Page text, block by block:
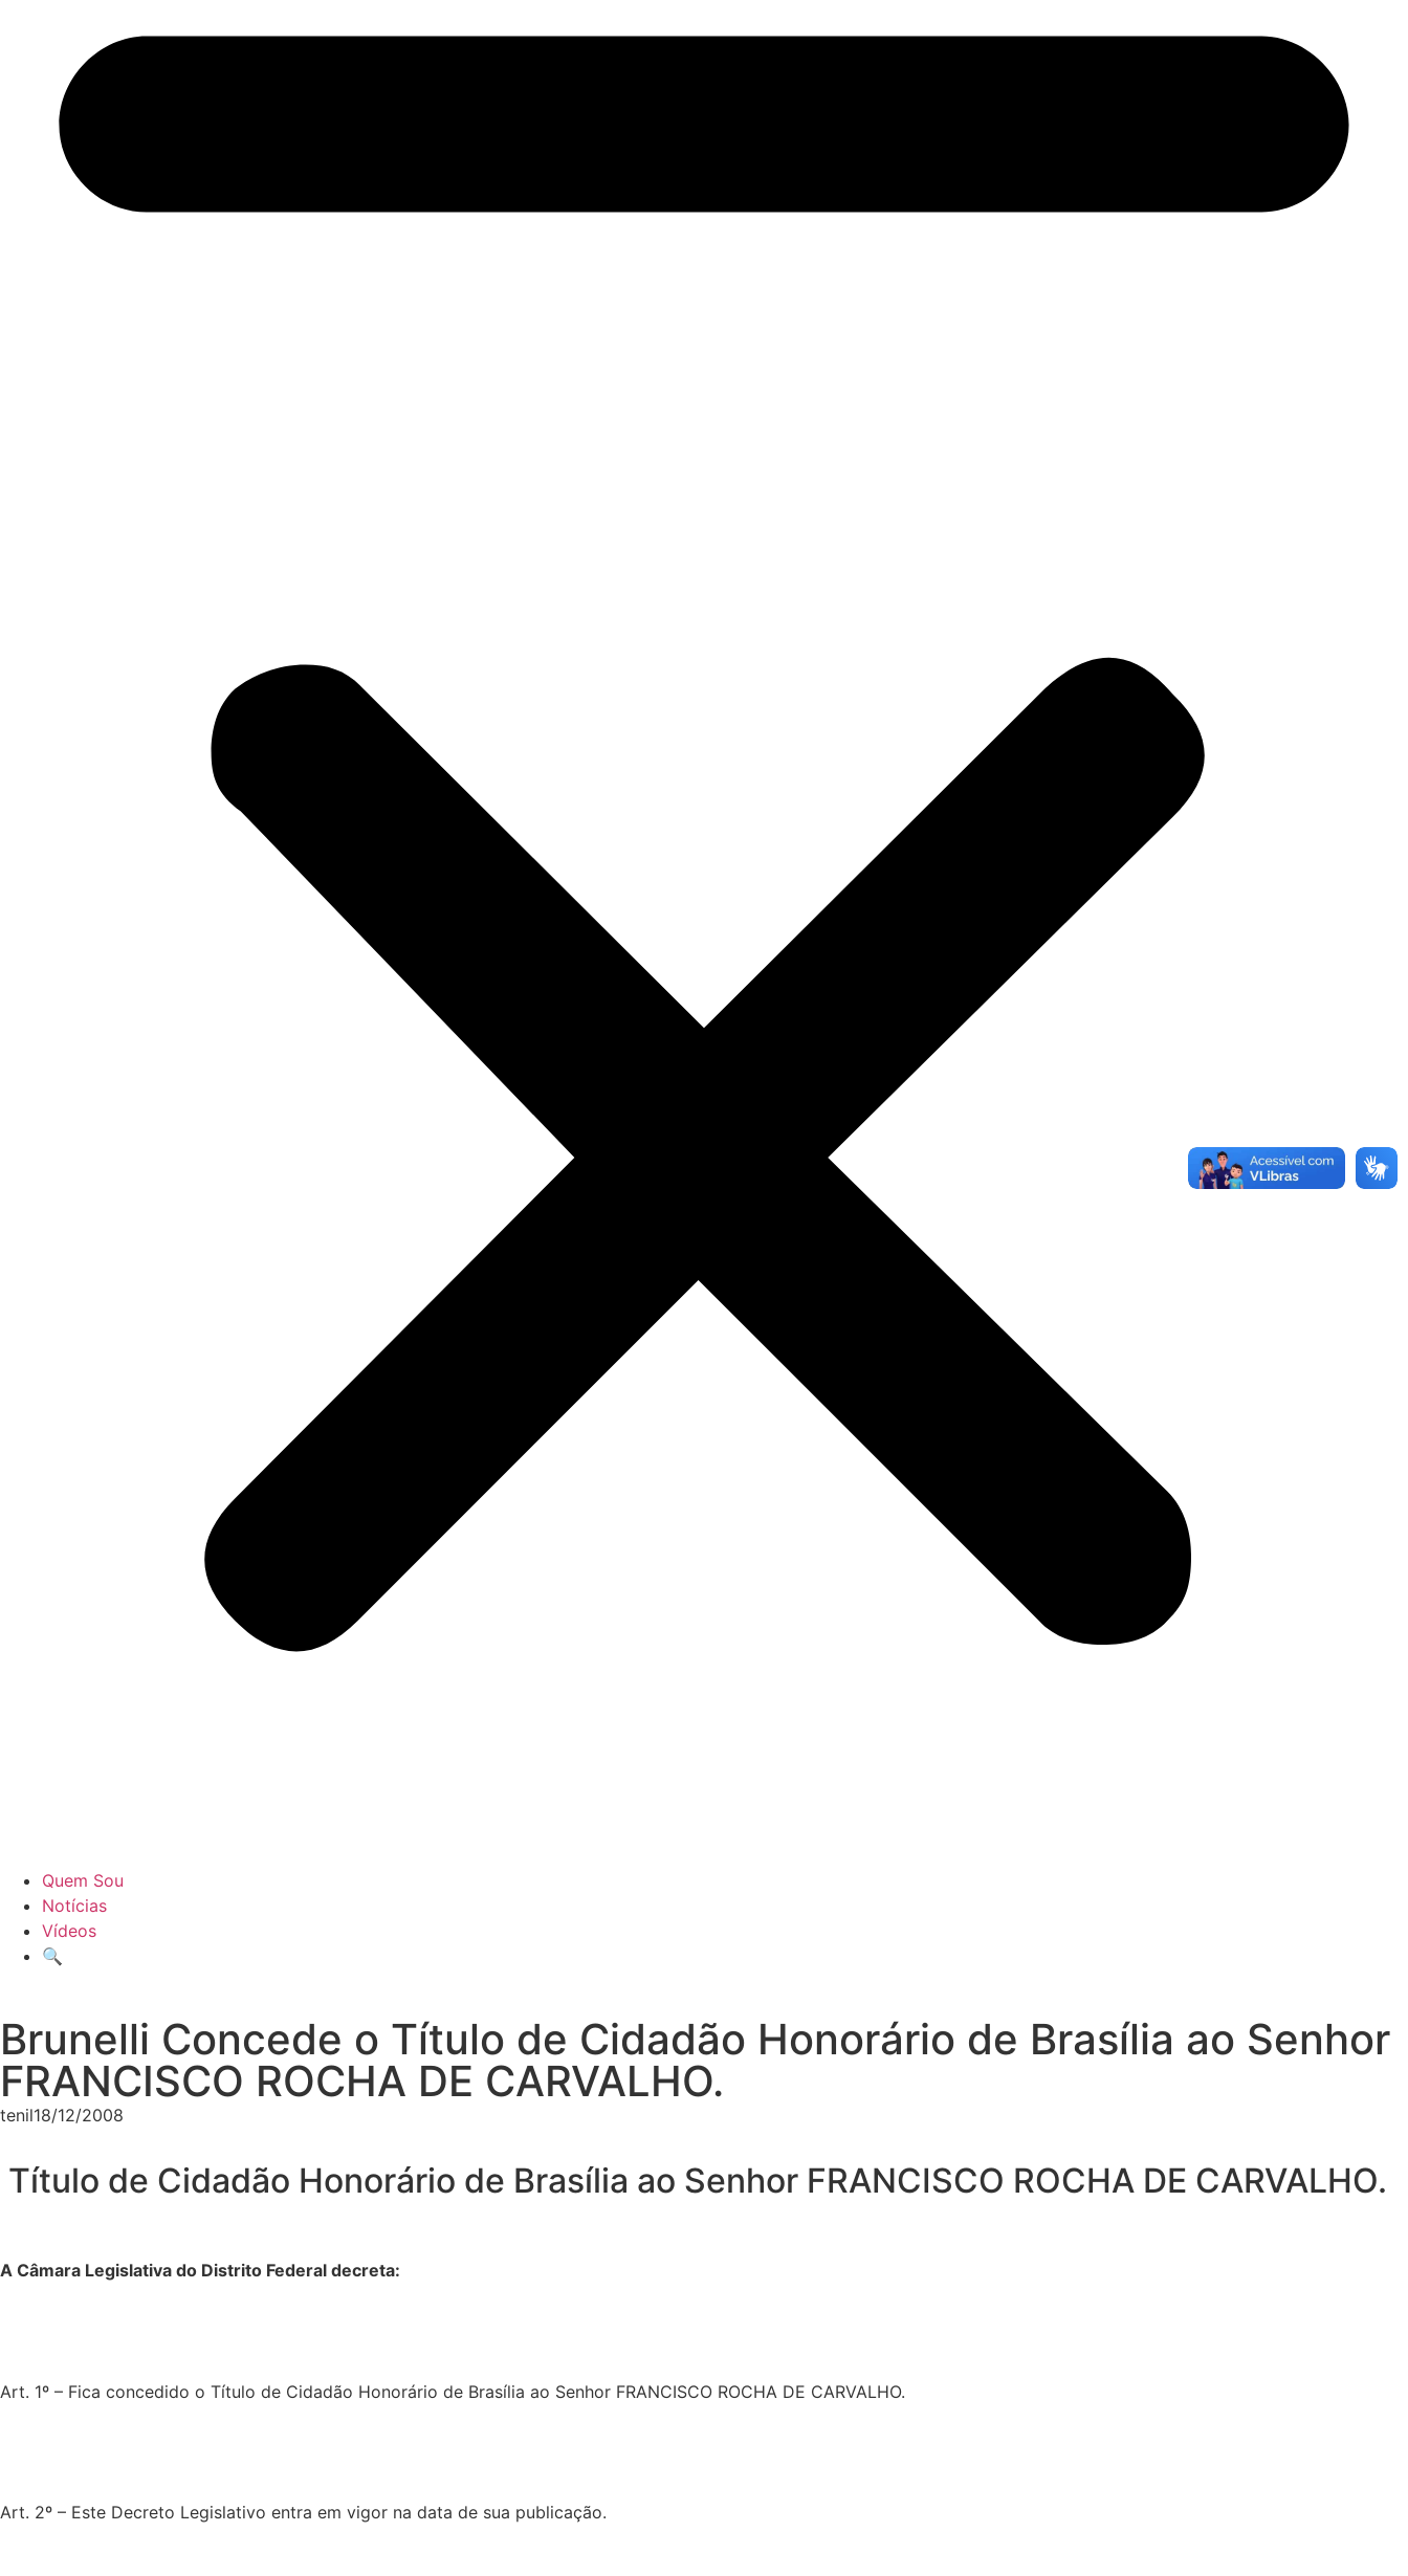
Quem Sou
Notícias
Vídeos
🔍
Brunelli Concede o Título de Cidadão Honorário de Brasília ao Senhor
FRANCISCO ROCHA DE CARVALHO.
tenil18/12/2008
Título de Cidadão Honorário de Brasília ao Senhor FRANCISCO ROCHA DE CARVALHO.
A Câmara Legislativa do Distrito Federal decreta:
Art. 1º – Fica concedido o Título de Cidadão Honorário de Brasília ao Senhor FRANCISCO ROCHA DE CARVALHO.
Art. 2º – Este Decreto Legislativo entra em vigor na data de sua publicação.